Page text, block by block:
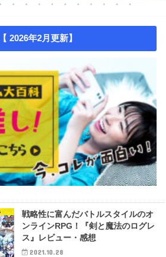
2026年2月更新】
戦略性に富んだバトルスタイルのオ
ンラインRPG！『剣と魔法のログレ
ス』レビュー・感想
2021.10.28